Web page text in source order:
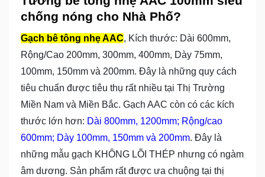
chống nóng cho Nhà Phố?
Gạch bê tông nhẹ AAC, Kích thước: Dài 600mm,
Rộng/Cao 200mm, 300mm, 400mm, Dày 75mm,
100mm, 150mm và 200mm. Đây là những quy cách
tiêu chuẩn được tiêu thụ rất nhiều tại Thị Trường
Miền Nam và Miền Bắc. Gạch AAC còn có các kích
thước lớn hơn: Dài 800mm, 1200mm; Rộng/cao
600mm; Dày 100mm, 150mm và 200mm. Đây là
những mẫu gạch KHÔNG LÕI THÉP nhưng có ngàm
âm dương. Sản phẩm rất được ưa chuộng tại thị